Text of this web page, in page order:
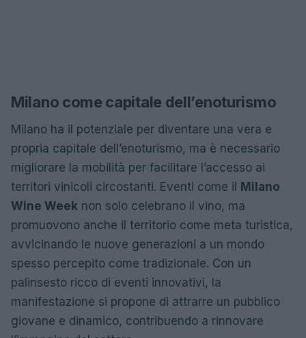
Milano come capitale dell’enoturismo
Milano ha il potenziale per diventare una vera e
propria capitale dell’enoturismo, ma è necessario
migliorare la mobilità per facilitare l’accesso ai
territori vinicoli circostanti. Eventi come il Milano
Wine Week non solo celebrano il vino, ma
promuovono anche il territorio come meta turistica,
avvicinando le nuove generazioni a un mondo
spesso percepito come tradizionale. Con un
palinsesto ricco di eventi innovativi, la
manifestazione si propone di attrarre un pubblico
giovane e dinamico, contribuendo a rinnovare